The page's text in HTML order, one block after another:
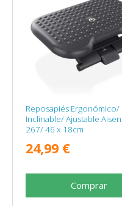
Reposapiés Ergonómico/
Inclinable/ Ajustable
267/ 46 x 18cm
24,99 €
Comprar